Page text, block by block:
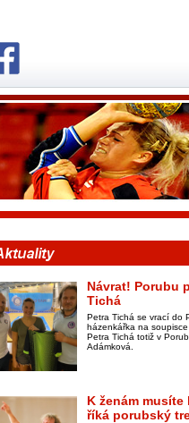
Návrat! Porubu
Tichá
Petra Tichá se vrací do
házenkářka na
Petra Tichá totiž v
Adámková.
K ženám
říká porubský